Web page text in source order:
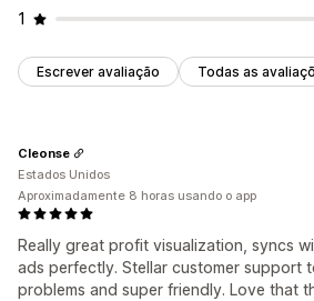
1
Escrever avaliação Todas as
Really great profit visualization, syncs
ads perfectly. Stellar customer support
problems and super friendly. Love that
Cleonse
Estados Unidos
Aproximadamente 8 horas usando o app